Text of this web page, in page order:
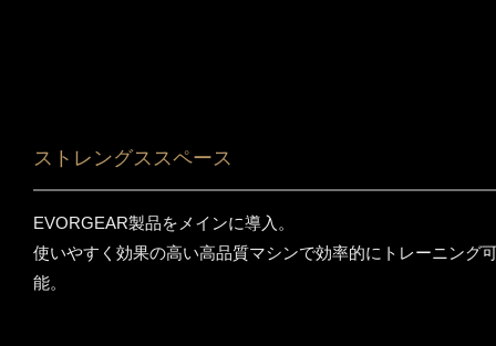
ストレングススペース
EVORGEAR製品をメインに導入。
使いやすく効果の高い高品質マシンで効率的にトレーニング
能。